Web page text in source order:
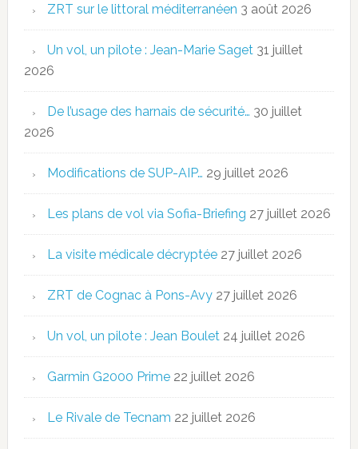
ZRT sur le littoral méditerranéen 3 août 2026
Un vol, un pilote : Jean-Marie Saget 31 juillet
2026
De l’usage des harnais de sécurité… 30 juillet
2026
Modifications de SUP-AIP… 29 juillet 2026
Les plans de vol via Sofia-Briefing 27 juillet 2026
La visite médicale décryptée 27 juillet 2026
ZRT de Cognac à Pons-Avy 27 juillet 2026
Un vol, un pilote : Jean Boulet 24 juillet 2026
Garmin G2000 Prime 22 juillet 2026
Le Rivale de Tecnam 22 juillet 2026